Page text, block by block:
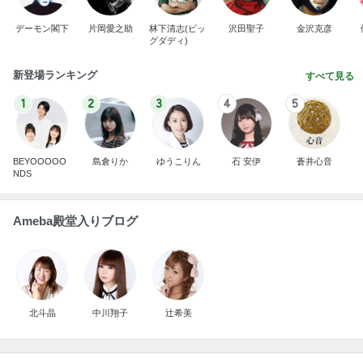
デーモン閣下 片岡愛之助
林下清志(ビッ
グダディ)
沢田聖子 金沢克彦
新登場ランキング すべて見る
1
BEYOOOOO
NDS
2
島倉りか
3
ゆうこりん
4
石 安伊
5
蒼井心音
Ameba殿堂入りブログ
北斗晶 中川翔子 辻希美